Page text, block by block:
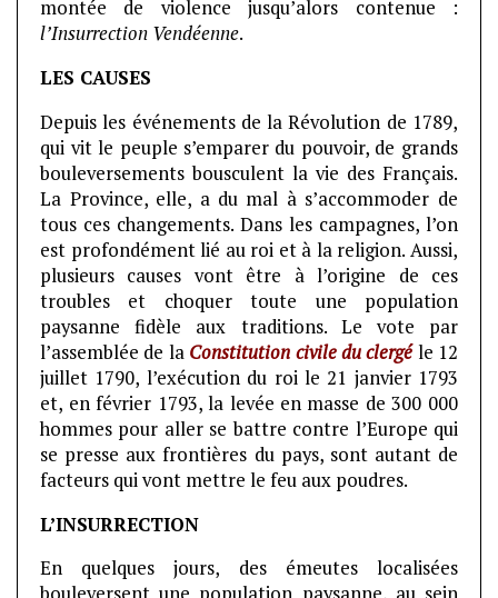
montée de violence jusqu’alors contenue :
l’Insurrection Vendéenne.
LES CAUSES
Depuis les événements de la Révolution de 1789,
qui vit le peuple s’emparer du pouvoir, de grands
bouleversements bousculent la vie des Français.
La Province, elle, a du mal à s’accommoder de
tous ces changements. Dans les campagnes, l’on
est profondément lié au roi et à la religion. Aussi,
plusieurs causes vont être à l’origine de ces
troubles et choquer toute une population
paysanne fidèle aux traditions. Le vote par
l’assemblée de la Constitution civile du clergéle 12
juillet 1790, l’exécution du roi le 21 janvier 1793
et, en février 1793, la levée en masse de 300 000
hommes pour aller se battre contre l’Europe qui
se presse aux frontières du pays, sont autant de
facteurs qui vont mettre le feu aux poudres.
L’INSURRECTION
En quelques jours, des émeutes localisées